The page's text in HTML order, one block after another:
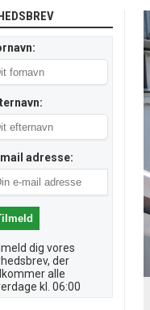
mail adresse:
dig vores
der
alle
kl. 06:00